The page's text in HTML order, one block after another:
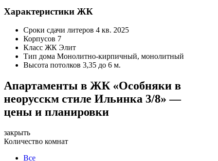
Характеристики ЖК
Сроки сдачи литеров 4 кв. 2025
Корпусов 7
Класс ЖК Элит
Тип дома Монолитно-кирпичный, монолитный
Высота потолков 3,35 до 6 м.
Апартаменты в ЖК «Особняки в
неорусскм стиле Ильинка 3/8» —
цены и планировки
закрыть
Количество комнат
Все